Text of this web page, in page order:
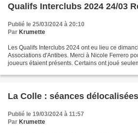
Qualifs Interclubs 2024 24/03
Publié le 25/03/2024 à 20:10
Par Krumette
Les Qualifs Interclubs 2024 ont eu lieu ce
Associations d'Antibes. Merci à Nicole Ferrero
joueurs étaient présents. Certains ont joué
La Colle : séances
Publié le 19/03/2024 à 11:57
Par Krumette